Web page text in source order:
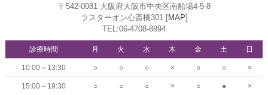
〒542-0081 大阪府大阪市中央区南船場4-5-8
ラスターオン心斎橋301 [MAP]
TEL:06-4708-8894
診療時間 月 火 水 木 金 土 日
10:00～13:30 ○ ○ ○ × ○ ○ ×
15:00～19:30 ○ ○ ○ × ○ ● ×